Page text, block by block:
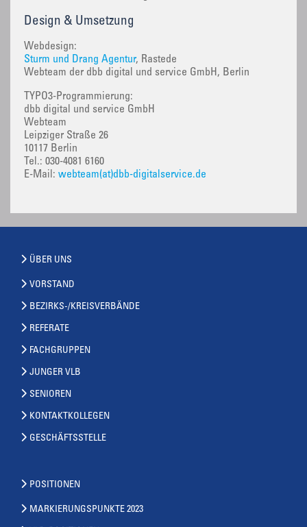
Design & Umsetzung
Webdesign:
Sturm und Drang Agentur, Rastede
Webteam der dbb digital und service GmbH, Berlin
TYPO3-Programmierung:
dbb digital und service GmbH
Webteam
Leipziger Straße 26
10117 Berlin
Tel.: 030-4081 6160
E-Mail: webteam(at)dbb-digitalservice.de
ÜBER UNS
VORSTAND
BEZIRKS-/KREISVERBÄNDE
REFERATE
FACHGRUPPEN
JUNGER VLB
SENIOREN
KONTAKTKOLLEGEN
GESCHÄFTSSTELLE
POSITIONEN
MARKIERUNGSPUNKTE 2023